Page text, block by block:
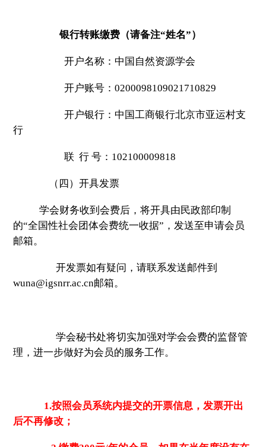
银行转账缴费（请备注“姓名”）
开户名称：中国自然资源学会
开户账号：0200098109021710829
开户银行：中国工商银行北京市亚运村支
行
联 行 号：102100009818
（四）开具发票
学会财务收到会费后，将开具由民政部印制
的“全国性社会团体会费统一收据”，发送至申请会员
邮箱。
开发票如有疑问，请联系发送邮件到
wuna@igsnrr.ac.cn邮箱。
学会秘书处将切实加强对学会会费的监督管
理，进一步做好为会员的服务工作。
1.按照会员系统内提交的开票信息，发票开出
后不再修改；